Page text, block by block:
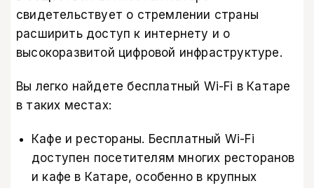
свидетельствует о стремлении страны
расширить доступ к интернету и о
высокоразвитой цифровой инфраструктуре.
Вы легко найдете бесплатный Wi-Fi в Катаре
в таких местах:
Кафе и рестораны. Бесплатный Wi-Fi
доступен посетителям многих ресторанов
и кафе в Катаре, особенно в крупных